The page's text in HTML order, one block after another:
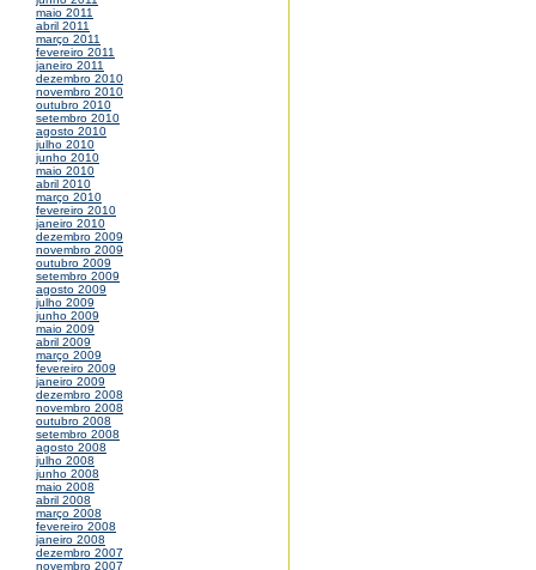
maio 2011
abril 2011
março 2011
fevereiro 2011
janeiro 2011
dezembro 2010
novembro 2010
outubro 2010
setembro 2010
agosto 2010
julho 2010
junho 2010
maio 2010
abril 2010
março 2010
fevereiro 2010
janeiro 2010
dezembro 2009
novembro 2009
outubro 2009
setembro 2009
agosto 2009
julho 2009
junho 2009
maio 2009
abril 2009
março 2009
fevereiro 2009
janeiro 2009
dezembro 2008
novembro 2008
outubro 2008
setembro 2008
agosto 2008
julho 2008
junho 2008
maio 2008
abril 2008
março 2008
fevereiro 2008
janeiro 2008
dezembro 2007
novembro 2007